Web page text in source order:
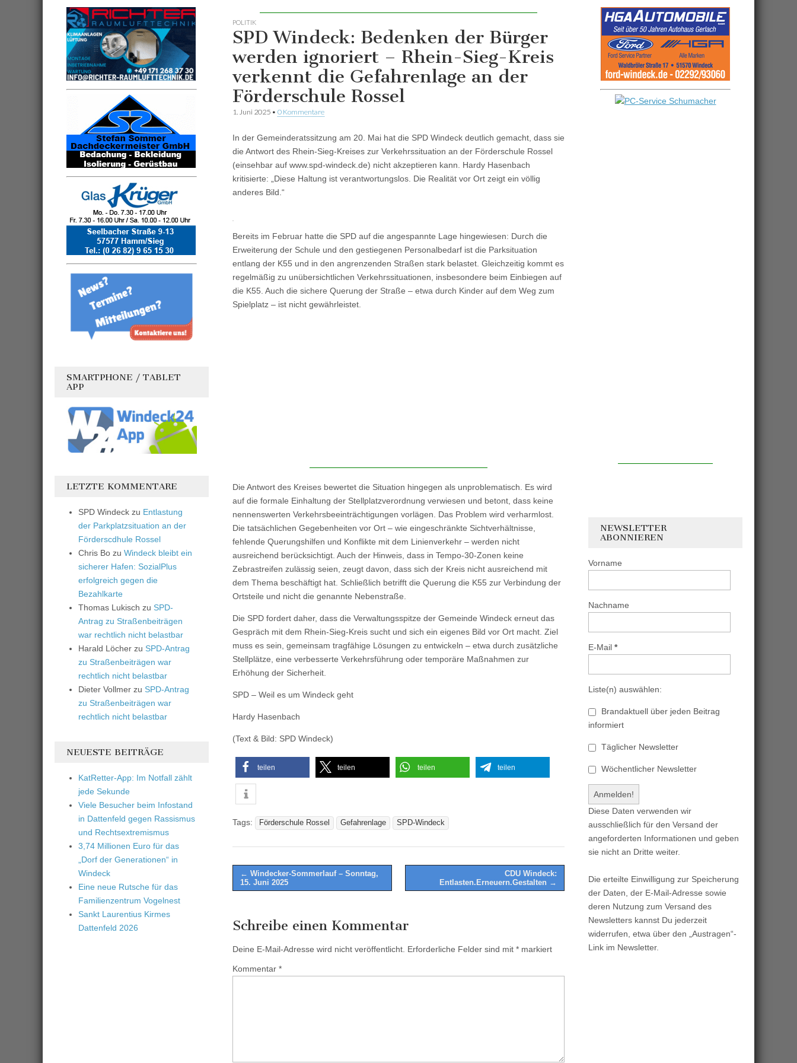
POLITIK
SPD Windeck: Bedenken der Bürger
werden ignoriert – Rhein-Sieg-Kreis
verkennt die Gefahrenlage an der
Förderschule Rossel
1. Juni 2025 • 0 Kommentare
In der Gemeinderatssitzung am 20. Mai hat die SPD Windeck deutlich gemacht, dass sie
die Antwort des Rhein-Sieg-Kreises zur Verkehrssituation an der Förderschule Rossel
(einsehbar auf www.spd-windeck.de) nicht akzeptieren kann. Hardy Hasenbach
kritisierte: „Diese Haltung ist verantwortungslos. Die Realität vor Ort zeigt ein völlig
anderes Bild.“
Bereits im Februar hatte die SPD auf die angespannte Lage hingewiesen: Durch die
Erweiterung der Schule und den gestiegenen Personalbedarf ist die Parksituation
entlang der K55 und in den angrenzenden Straßen stark belastet. Gleichzeitig kommt es
regelmäßig zu unübersichtlichen Verkehrssituationen, insbesondere beim Einbiegen auf
die K55. Auch die sichere Querung der Straße – etwa durch Kinder auf dem Weg zum
Spielplatz – ist nicht gewährleistet.
Die Antwort des Kreises bewertet die Situation hingegen als unproblematisch. Es wird
auf die formale Einhaltung der Stellplatzverordnung verwiesen und betont, dass keine
nennenswerten Verkehrsbeeinträchtigungen vorlägen. Das Problem wird verharmlost.
Die tatsächlichen Gegebenheiten vor Ort – wie eingeschränkte Sichtverhältnisse,
fehlende Querungshilfen und Konflikte mit dem Linienverkehr – werden nicht
ausreichend berücksichtigt. Auch der Hinweis, dass in Tempo-30-Zonen keine
Zebrastreifen zulässig seien, zeugt davon, dass sich der Kreis nicht ausreichend mit
dem Thema beschäftigt hat. Schließlich betrifft die Querung die K55 zur Verbindung der
Ortsteile und nicht die genannte Nebenstraße.
Die SPD fordert daher, dass die Verwaltungsspitze der Gemeinde Windeck erneut das
Gespräch mit dem Rhein-Sieg-Kreis sucht und sich ein eigenes Bild vor Ort macht. Ziel
muss es sein, gemeinsam tragfähige Lösungen zu entwickeln – etwa durch zusätzliche
Stellplätze, eine verbesserte Verkehrsführung oder temporäre Maßnahmen zur
Erhöhung der Sicherheit.
SPD – Weil es um Windeck geht
Hardy Hasenbach
(Text & Bild: SPD Windeck)
teilen teilen teilen teilen
Tags: Förderschule Rossel Gefahrenlage SPD-Windeck
Post
navigation
← Windecker-Sommerlauf – Sonntag,
15. Juni 2025
CDU Windeck:
Entlasten.Erneuern.Gestalten →
Schreibe einen Kommentar
Deine E-Mail-Adresse wird nicht veröffentlicht. Erforderliche Felder sind mit * markiert
Kommentar *
SMARTPHONE / TABLET
APP
LETZTE KOMMENTARE
SPD Windeck zu Entlastung
der Parkplatzsituation an der
Förderscdhule Rossel
Chris Bo zu Windeck bleibt ein
sicherer Hafen: SozialPlus
erfolgreich gegen die
Bezahlkarte
Thomas Lukisch zu SPD-
Antrag zu Straßenbeiträgen
war rechtlich nicht belastbar
Harald Löcher zu SPD-Antrag
zu Straßenbeiträgen war
rechtlich nicht belastbar
Dieter Vollmer zu SPD-Antrag
zu Straßenbeiträgen war
rechtlich nicht belastbar
NEUESTE BEITRÄGE
KatRetter-App: Im Notfall zählt
jede Sekunde
Viele Besucher beim Infostand
in Dattenfeld gegen Rassismus
und Rechtsextremismus
3,74 Millionen Euro für das
„Dorf der Generationen“ in
Windeck
Eine neue Rutsche für das
Familienzentrum Vogelnest
Sankt Laurentius Kirmes
Dattenfeld 2026
NEWSLETTER
ABONNIEREN
Vorname
Nachname
E-Mail *
Liste(n) auswählen:
Brandaktuell über jeden Beitrag
informiert
Täglicher Newsletter
Wöchentlicher Newsletter
Diese Daten verwenden wir
ausschließlich für den Versand der
angeforderten Informationen und geben
sie nicht an Dritte weiter.
Die erteilte Einwilligung zur Speicherung
der Daten, der E-Mail-Adresse sowie
deren Nutzung zum Versand des
Newsletters kannst Du jederzeit
widerrufen, etwa über den „Austragen“-
Link im Newsletter.